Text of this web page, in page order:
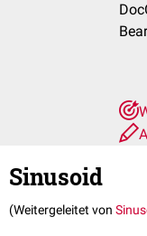
Sinusoid
(Weitergeleitet von